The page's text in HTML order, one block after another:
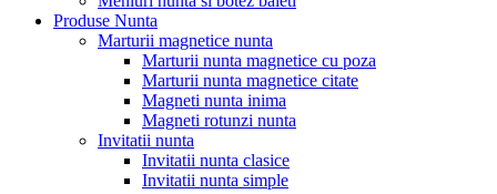
Produse Nunta
Marturii magnetice nunta
Marturii nunta magnetice cu poza
Marturii nunta magnetice citate
Magneti nunta inima
Magneti rotunzi nunta
Invitatii nunta
Invitatii nunta clasice
Invitatii nunta simple